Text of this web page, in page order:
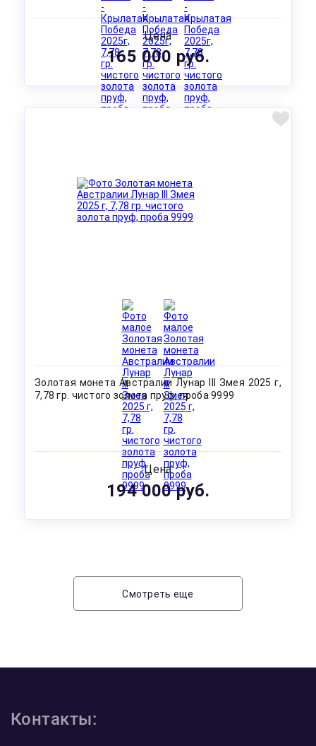
Цена
165 000 руб.
Золотая монета Австралии Лунар III Змея 2025 г,
7,78 гр. чистого золота пруф, проба 9999
Цена
194 000 руб.
Смотреть еще
Контакты: